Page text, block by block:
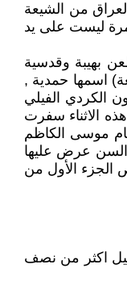
من الشيعة
ليست على يد
بهيبة وقدسية
اسمها حمدية ,
الكردي الفيلي
الاثناء سفرت
موسى الكاظم
السن عرض عليها
بعد ان رجع من ايران بعد التغيير السياسي في ربيع 2003 . هذا هو ملخص الجزء الأول من
اكثر من نصف